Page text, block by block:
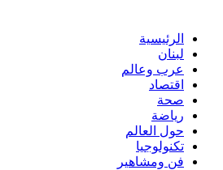
الرئيسية
لبنان
عرب وعالم
اقتصاد
صحة
رياضة
حول العالم
تكنولوجيا
فن ومشاهير